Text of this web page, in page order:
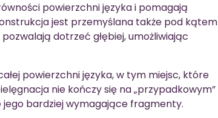
powierzchni języka i pomagają
jest przemyślana także pod kątem
dotrzeć głębiej, umożliwiając
powierzchni języka, w tym miejsc, które
nie kończy się na „przypadkowym”
bardziej wymagające fragmenty.